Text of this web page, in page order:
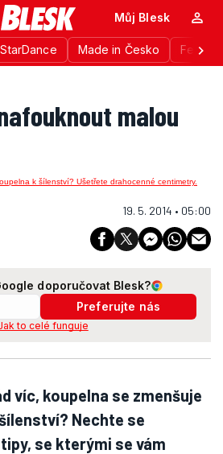
StarDance Made in Česko
Můj Blesk
malou
19. 5. 2014 • 05:00
doporučovat Blesk?
Preferujte nás
to celé funguje
víc, koupelna se zmenšuje
Nechte se
se kterými se vám